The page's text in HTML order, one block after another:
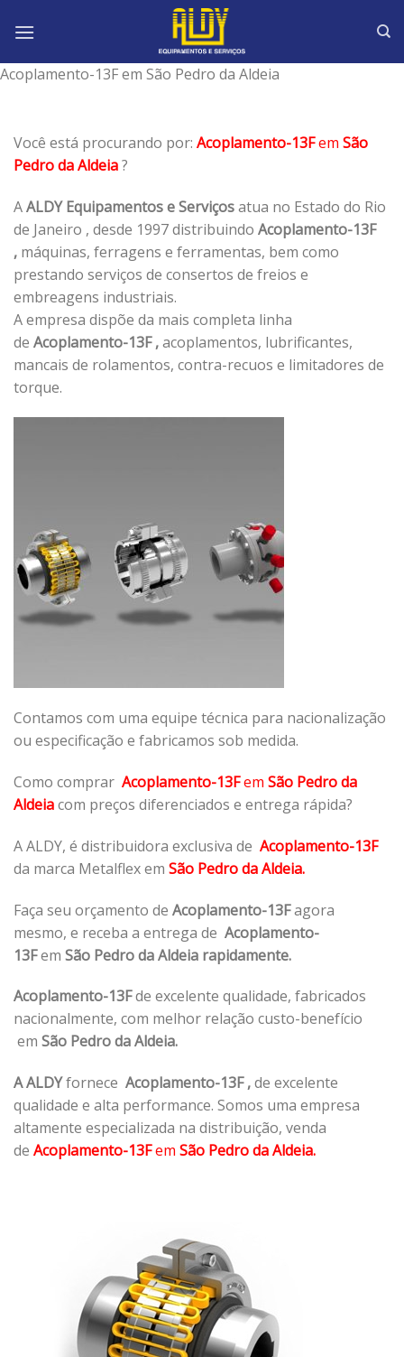
Acoplamento-13F em São Pedro da Aldeia
Você está procurando por: Acoplamento-13Fem São
Pedro da Aldeia?
AALDY Equipamentos e Serviçosatua no Estado do Rio
de Janeiro , desde 1997 distribuindo Acoplamento-13F
, máquinas, ferragens e ferramentas, bem como
prestando serviços de consertos de freios e
embreagens industriais.
A empresa dispõe da mais completa linha
de Acoplamento-13F ,acoplamentos, lubrificantes,
mancais de rolamentos, contra-recuos e limitadores de
torque.
Contamos com uma equipe técnica para nacionalização
ou especificação e fabricamos sob medida.
Como comprar Acoplamento-13Fem São Pedro da
Aldeiacom preços diferenciados e entrega rápida?
A ALDY, é distribuidora exclusiva de Acoplamento-13F
da marca Metalflex em São Pedro da Aldeia.
Faça seu orçamento de Acoplamento-13Fagora
mesmo, e receba a entrega de Acoplamento-
13Fem São Pedro da Aldeia rapidamente.
Acoplamento-13Fde excelente qualidade, fabricados
nacionalmente, com melhor relação custo-benefício
em São Pedro da Aldeia.
A ALDYfornece Acoplamento-13F ,de excelente
qualidade e alta performance. Somos uma empresa
altamente especializada na distribuição, venda
de Acoplamento-13Fem São Pedro da Aldeia.